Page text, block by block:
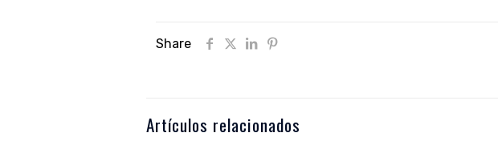
Share
Artículos relacionados